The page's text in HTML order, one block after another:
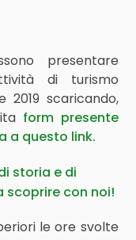
presentare
di turismo
2019 scaricando,
form presente
a questo link.
storia e di
scoprire con noi!
le ore svolte